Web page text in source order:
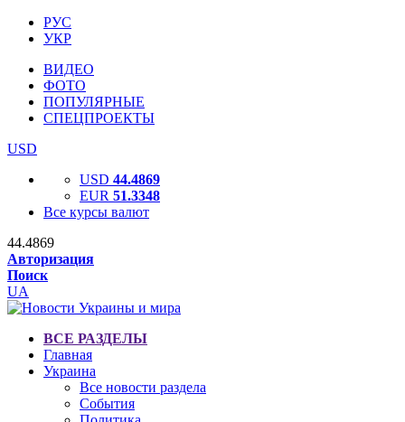
РУС
УКР
ВИДЕО
ФОТО
ПОПУЛЯРНЫЕ
СПЕЦПРОЕКТЫ
USD
USD 44.4869
EUR 51.3348
Все курсы валют
44.4869
Авторизация
Поиск
UA
ВСЕ РАЗДЕЛЫ
Главная
Украина
Все новости раздела
События